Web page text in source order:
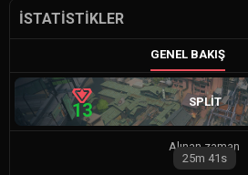
İSTATISTIKLER
GENEL BAKIŞ
13 SPLIT
Alınan zaman
25m 41s